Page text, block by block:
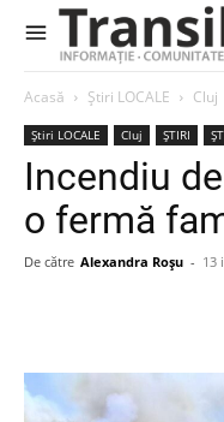
Acasă Știri LOCALE Cluj
Știri LOCALE Cluj ȘTIRI
Incendiu
o fermă
De către Alexandra Roșu - 13